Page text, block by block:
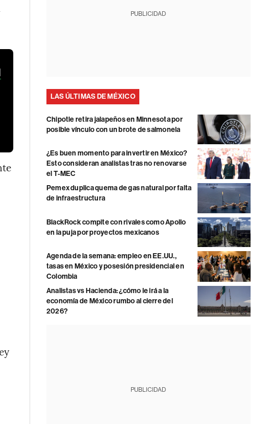
PUBLICIDAD
LAS ÚLTIMAS DE MÉXICO
Chipotle retira jalapeños en Minnesota por
posible vínculo con un brote de salmonela
¿Es buen momento para invertir en México?
Esto consideran analistas tras no renovarse
el T-MEC
Pemex duplica quema de gas natural por falta
de infraestructura
BlackRock compite con rivales como Apollo
en la puja por proyectos mexicanos
Agenda de la semana: empleo en EE.UU.,
tasas en México y posesión presidencial en
Colombia
Analistas vs Hacienda: ¿cómo le irá a la
economía de México rumbo al cierre del
2026?
PUBLICIDAD